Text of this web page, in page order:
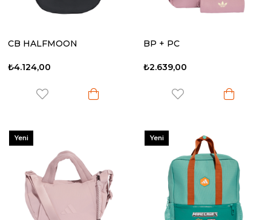
CB HALFMOON
₺4.124,00
BP + PC
₺2.639,00
Yeni
Yeni